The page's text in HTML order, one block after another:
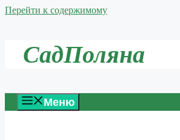
Перейти к содержимому
СадПоляна
Меню